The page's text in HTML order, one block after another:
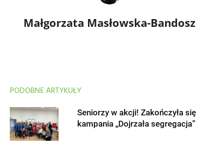
Małgorzata Masłowska-Bandosz
PODOBNE ARTYKUŁY
Seniorzy w akcji! Zakończyła się
kampania „Dojrzała segregacja”